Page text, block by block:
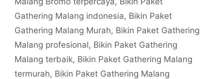
Gathering Malang indonesia, Bikin Paket
Gathering Malang Murah, Bikin Paket Gathering
Malang profesional, Bikin Paket Gathering
Malang terbaik, Bikin Paket Gathering Malang
termurah, Bikin Paket Gathering Malang